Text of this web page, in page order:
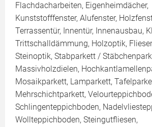
Flachdacharbeiten, Eigenheimdächer,
Kunststofffenster, Alufenster,
Terrassentür, Innentür, Innenausbau,
Trittschalldämmung, Holzoptik,
Steinoptik, Stabparkett /
Massivholzdielen,
Mosaikparkett, Lamparkett,
Mehrschichtparkett,
Schlingenteppichboden,
Wollteppichboden, Steingutfliesen,